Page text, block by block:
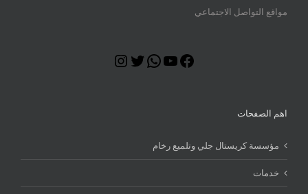
مواقع التواصل الاجتماعي
Facebook
YouTube
WhatsApp
Twitter
اهم الصفحات
مؤسسة كريستال جلي وتلميع رخام
خدمات